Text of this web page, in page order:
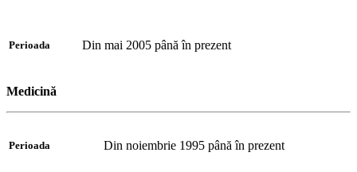
Perioada Din mai 2005 până în prezent
Medicină
Perioada Din noiembrie 1995 până în prezent